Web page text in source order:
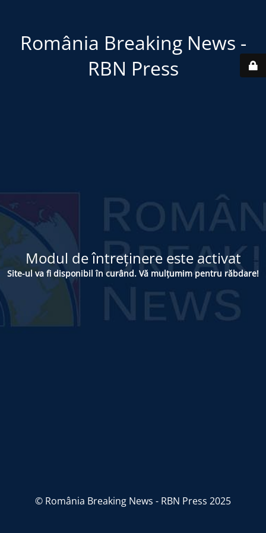
România Breaking News -
RBN Press
Modul de întreținere este activat
Site-ul va fi disponibil în curând. Vă mulțumim pentru răbdare!
© România Breaking News - RBN Press 2025